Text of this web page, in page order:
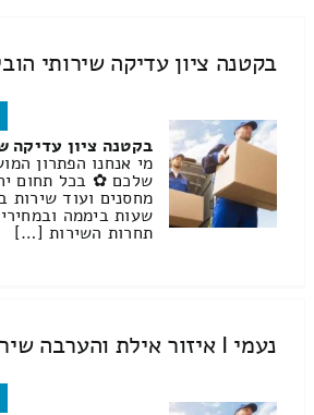
בקטנה ציון עדיקה שירותי
בקטנה ציון עדיקה
מי אנחנו הפתרון
שלכם ✿ בכל תחום
שעות ביממה
תחרות השירות […]
נעמי I איזור אילת והערבה שירותי הובלה